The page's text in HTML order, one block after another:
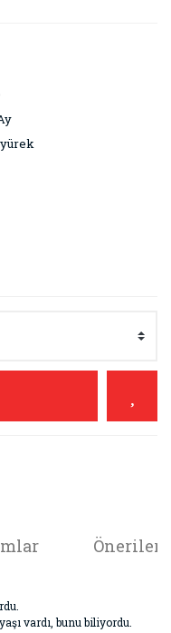
vardı, bunu biliyordu.